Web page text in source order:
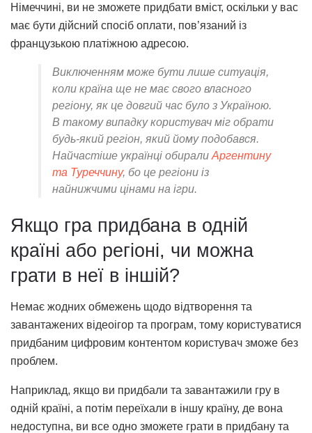
Німеччині, ви не зможете придбати вміст, оскільки у вас
має бути дійсний спосіб оплати, пов’язаний із
французькою платіжною адресою.
Виключенням може бути лише ситуація,
коли країна ще не має свого власного
регіону, як це довгий час було з Україною.
В такому випадку користувач міг обрати
будь-який регіон, який йому подобався.
Найчастіше українці обирали Аргентину
та Туреччину, бо це регіони із
найнижчими цінами на ігри.
Якщо гра придбана в одній
країні або регіоні, чи можна
грати в неї в іншій?
Немає жодних обмежень щодо відтворення та
завантажених відеоігор та програм, тому користуватися
придбаним цифровим контентом користувач зможе без
проблем.
Наприклад, якщо ви придбали та завантажили гру в
одній країні, а потім переїхали в іншу країну, де вона
недоступна, ви все одно зможете грати в придбану та